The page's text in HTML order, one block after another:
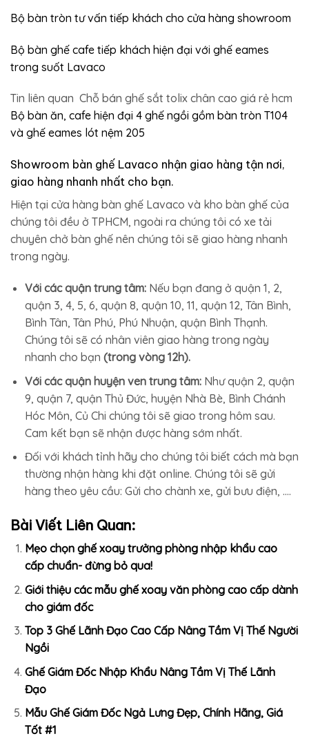
Bộ bàn tròn tư vấn tiếp khách cho cửa hàng showroom
Bộ bàn ghế cafe tiếp khách hiện đại với ghế eames
trong suốt Lavaco
Tin liên quan Chỗ bán ghế sắt tolix chân cao giá rẻ hcm
Bộ bàn ăn, cafe hiện đại 4 ghế ngồi gồm bàn tròn T104
và ghế eames lót nệm 205
Showroom bàn ghế Lavaco nhận giao hàng tận nơi,
giao hàng nhanh nhất cho bạn.
Hiện tại cửa hàng bàn ghế Lavaco và kho bàn ghế của
chúng tôi đều ở TPHCM, ngoài ra chúng tôi có xe tải
chuyên chở bàn ghế nên chúng tôi sẽ giao hàng nhanh
trong ngày.
Với các quận trung tâm:Nếu bạn đang ở quận 1, 2,
quận 3, 4, 5, 6, quận 8, quận 10, 11, quận 12, Tân Bình,
Bình Tân, Tân Phú, Phú Nhuận, quận Bình Thạnh.
Chúng tôi sẽ có nhân viên giao hàng trong ngày
nhanh cho bạn (trong vòng 12h).
Với các quận huyện ven trung tâm: Như quận 2, quận
9, quận 7, quận Thủ Đức, huyện Nhà Bè, Bình Chánh
Hóc Môn, Củ Chi chúng tôi sẽ giao trong hôm sau.
Cam kết bạn sẽ nhận được hàng sớm nhất.
Đối với khách tỉnh hãy cho chúng tôi biết cách mà bạn
thường nhận hàng khi đặt online. Chúng tôi sẽ gửi
hàng theo yêu cầu: Gửi cho chành xe, gửi bưu điện, ….
Bài Viết Liên Quan:
Mẹo chọn ghế xoay trưởng phòng nhập khẩu cao
cấp chuẩn- đừng bỏ qua!
Giới thiệu các mẫu ghế xoay văn phòng cao cấp dành
cho giám đốc
Top 3 Ghế Lãnh Đạo Cao Cấp Nâng Tầm Vị Thế Người
Ngồi
Ghế Giám Đốc Nhập Khẩu Nâng Tầm Vị Thế Lãnh
Đạo
Mẫu Ghế Giám Đốc Ngả Lưng Đẹp, Chính Hãng, Giá
Tốt #1